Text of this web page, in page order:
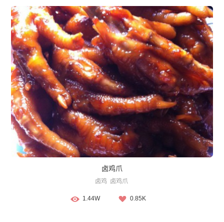
卤鸡爪
卤鸡 卤鸡爪
1.44W 0.85K